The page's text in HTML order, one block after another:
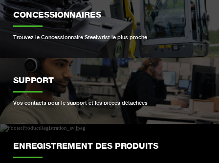
CONCESSIONNAIRES
Trouvez le Concessionnaire Steelwrist le plus proche
SUPPORT
Vos contacts pour le support et les pièces détachées
ENREGISTREMENT DES PRODUITS